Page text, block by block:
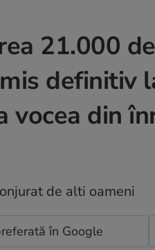
21.000
definitiv
vocea din
în Google